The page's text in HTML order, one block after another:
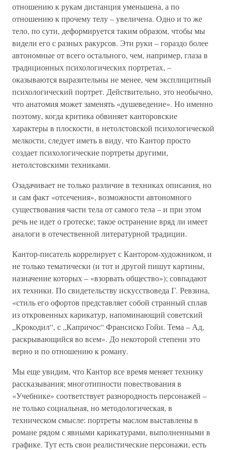
отношению к рукам дистанция уменьшена, а по
отношению к прочему телу – увеличена. Одно и то же
тело, по сути, деформируется таким образом, чтобы мы
видели его с разных ракурсов. Эти руки – гораздо более
автономные от всего остального, чем, например, глаза в
традиционных психологических портретах, –
оказываются выразительны не менее, чем эксплицитный
психологический портрет. Действительно, это необычно,
что анатомия может заменять «душеведение». Но именно
поэтому, когда критика обвиняет канторовские
характеры в плоскости, в нетолстовской психологической
мелкости, следует иметь в виду, что Кантор просто
создает психологические портреты другими,
нетолстовскими техниками.
Озадачивает не только различие в техниках описания, но
и сам факт «отсечения», возможности автономного
существования части тела от самого тела – и при этом
речь не идет о гротеске; такое остранение вряд ли имеет
аналоги в отечественной литературной традиции.
Кантор-писатель коррелирует с Кантором-художником, и
не только тематически (и тот и другой пишут картины,
назначение которых – «взорвать общество»); совпадают
их техники. По свидетельству искусствоведа Г. Ревзина,
«стиль его офортов представляет собой странный сплав
из откровенных карикатур, напоминающий советский
„Крокодил“, с „Капричос“ Франсиско Гойи. Тема – Ад,
раскрывающийся во всем». До некоторой степени это
верно и по отношению к роману.
Мы еще увидим, что Кантор все время меняет технику
рассказывания; многотипности повествования в
«Учебнике» соответствует разнородность персонажей –
не только социальная, но методологическая, в
техническом смысле: портреты маслом выставлены в
романе рядом с явными карикатурами, выполненными в
графике. Тут есть свои реалистические персонажи, есть